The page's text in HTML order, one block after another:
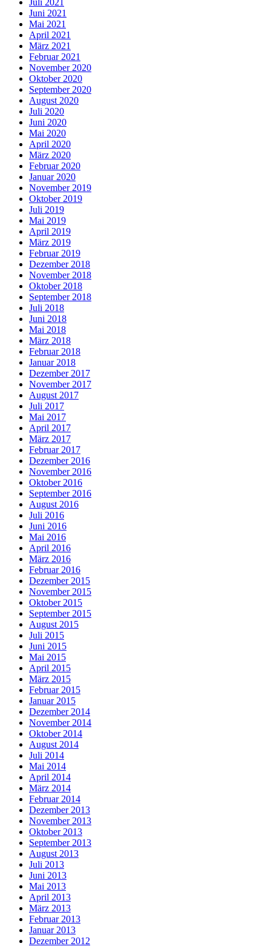
Juni 2021
Mai 2021
April 2021
März 2021
Februar 2021
November 2020
Oktober 2020
September 2020
August 2020
Juli 2020
Juni 2020
Mai 2020
April 2020
März 2020
Februar 2020
Januar 2020
November 2019
Oktober 2019
Juli 2019
Mai 2019
April 2019
März 2019
Februar 2019
Dezember 2018
November 2018
Oktober 2018
September 2018
Juli 2018
Juni 2018
Mai 2018
März 2018
Februar 2018
Januar 2018
Dezember 2017
November 2017
August 2017
Juli 2017
Mai 2017
April 2017
März 2017
Februar 2017
Dezember 2016
November 2016
Oktober 2016
September 2016
August 2016
Juli 2016
Juni 2016
Mai 2016
April 2016
März 2016
Februar 2016
Dezember 2015
November 2015
Oktober 2015
September 2015
August 2015
Juli 2015
Juni 2015
Mai 2015
April 2015
März 2015
Februar 2015
Januar 2015
Dezember 2014
November 2014
Oktober 2014
August 2014
Juli 2014
Mai 2014
April 2014
März 2014
Februar 2014
Dezember 2013
November 2013
Oktober 2013
September 2013
August 2013
Juli 2013
Juni 2013
Mai 2013
April 2013
März 2013
Februar 2013
Januar 2013
Dezember 2012